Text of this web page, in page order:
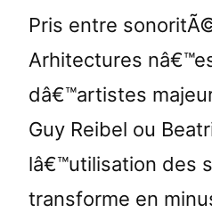
Pris entre
Arhitectures
dâ€™artistes
Guy Reibel ou
lâ€™utilisation des
transforme en